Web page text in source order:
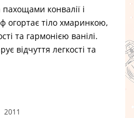
пахощами конвалії і
огортає тіло хмаринкою,
та гармонією ванілі.
відчуття легкості та
2011